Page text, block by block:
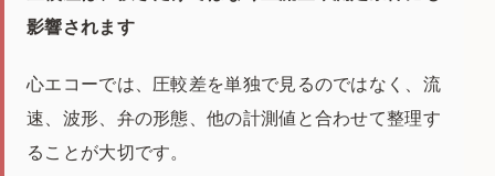
影響されます
心エコーでは、圧較差を単独で見るのではなく、流
速、波形、弁の形態、他の計測値と合わせて整理す
ることが大切です。